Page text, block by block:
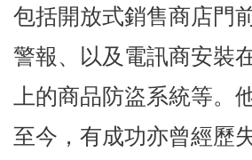
包括開放式銷售商店門
警報、以及電訊商安裝
上的商品防盜系統等。
至今，有成功亦曾經歷